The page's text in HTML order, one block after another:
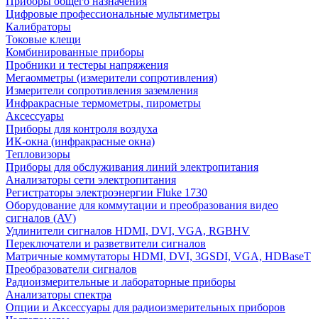
Цифровые профессиональные мультиметры
Калибраторы
Токовые клещи
Комбинированные приборы
Пробники и тестеры напряжения
Мегаомметры (измерители сопротивления)
Измерители сопротивления заземления
Инфракрасные термометры, пирометры
Аксессуары
Приборы для контроля воздуха
ИК-окна (инфракрасные окна)
Тепловизоры
Приборы для обслуживания линий электропитания
Анализаторы сети электропитания
Регистраторы электроэнергии Fluke 1730
Оборудование для коммутации и преобразования видео
сигналов (AV)
Удлинители сигналов HDMI, DVI, VGA, RGBHV
Переключатели и разветвители сигналов
Матричные коммутаторы HDMI, DVI, 3GSDI, VGA, HDBaseT
Преобразователи сигналов
Радиоизмерительные и лабораторные приборы
Анализаторы спектра
Опции и Аксессуары для радиоизмерительных приборов